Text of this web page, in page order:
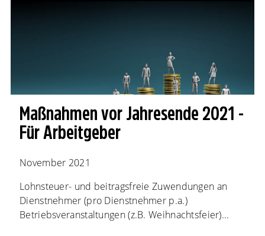
Maßnahmen vor Jahresende 2021 -
Für Arbeitgeber
November 2021
Lohnsteuer- und beitragsfreie Zuwendungen an
Dienstnehmer (pro Dienstnehmer p.a.)
Betriebsveranstaltungen (z.B. Weihnachtsfeier)...